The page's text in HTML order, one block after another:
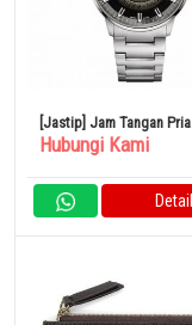
[Jastip] Jam Tangan Pria
Komandan Gradasi 40mm
Hubungi Kami
Detail